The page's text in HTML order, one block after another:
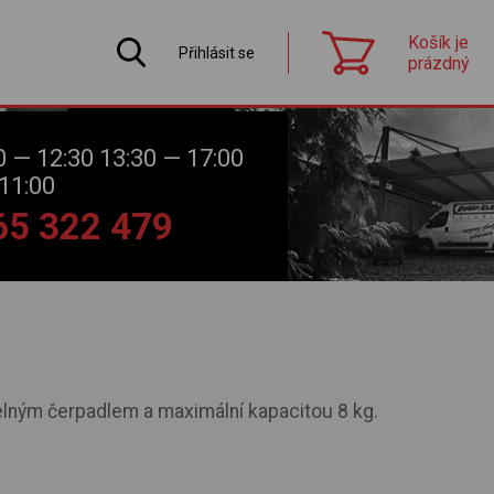
Přihlásit se
Košík je
prázdný
— 12:30 13:30 — 17:00
322 479
čerpadlem a maximální kapacitou 8 kg.